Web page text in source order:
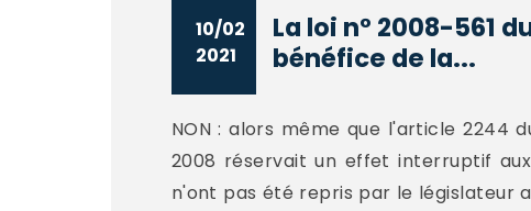
10/02
2021
La loi n° 2008-561
bénéfice de la...
NON : alors même que l'article 2244
2008 réservait un effet interruptif
n'ont pas été repris par le législateur